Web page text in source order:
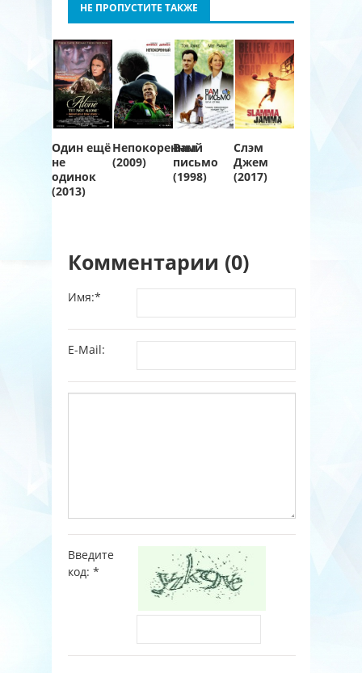
НЕ ПРОПУСТИТЕ ТАКЖЕ
Один ещё
не
одинок
(2013)
Непокоренный
(2009)
Вам
письмо
(1998)
Слэм
Джем
(2017)
Комментарии (0)
Имя:*
E-Mail:
Введите
код: *